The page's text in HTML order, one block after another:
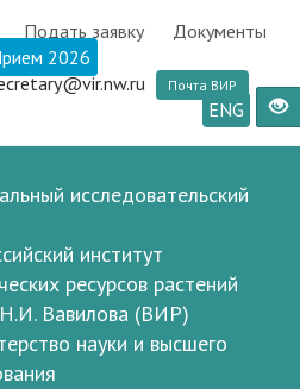
Подать заявку
Документы
2026
Почта ВИР
ENG
исследовательский
институт
ресурсов растений
Вавилова (ВИР)
науки и высшего